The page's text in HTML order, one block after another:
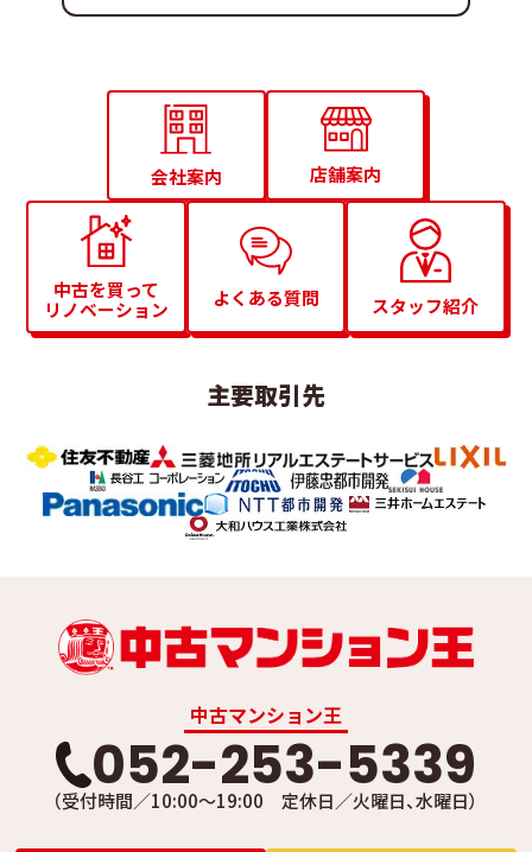
会社案内 店舗案内
中古を買って
リノベーション
よくある質問 スタッフ紹介
主要取引先
中古マンション王
052-253-5339
（受付時間／10:00～19:00 定休日／火曜日、水曜日）